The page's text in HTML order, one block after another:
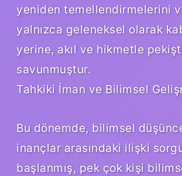
yeniden temellendirmelerini
yalnızca geleneksel olarak
yerine, akıl ve hikmetle
savunmuştur.
Tahkiki İman ve Bilimsel
Bu dönemde, bilimsel
inançlar arasındaki ilişki
başlanmış, pek çok kişi